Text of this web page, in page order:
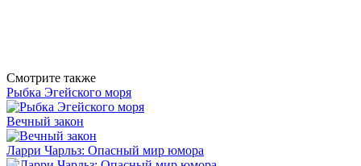
Смотрите также
Рыбка Эгейского моря
Вечный закон
Ларри Чарльз: Опасный мир юмора